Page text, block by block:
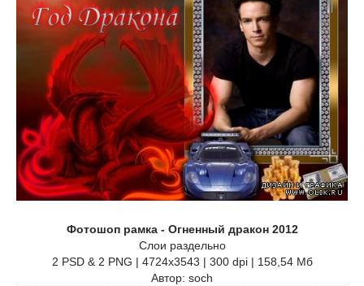
Фотошоп рамка - Огненный дракон 2012
Слои раздельно
2 PSD & 2 PNG | 4724x3543 | 300 dpi | 158,54 Мб
Автор: soch